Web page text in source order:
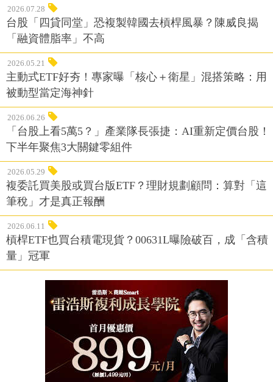
2026.07.28
台股「四貸同堂」恐複製韓國去槓桿風暴？陳威良揭
「融資體脂率」不高
2026.05.21
主動式ETF好夯！專家曝「核心＋衛星」混搭策略：用
被動型當定海神針
2026.06.26
「台股上看5萬5？」產業隊長張捷：AI重新定價台股！
下半年聚焦3大關鍵零組件
2026.05.29
複委託買美股或買台版ETF？理財規劃顧問：算對「這
筆稅」才是真正報酬
2026.06.11
槓桿ETF也買台積電現貨？00631L曝險破百，成「含積
量」冠軍